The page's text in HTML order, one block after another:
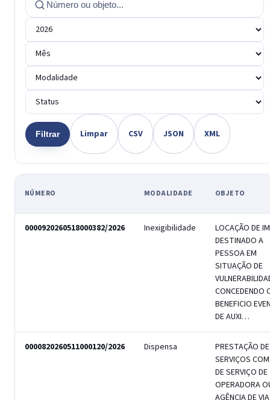
Filtrar Limpar CSV JSON XML
NÚMERO MODALIDADE OBJETO
0000920260518000382/2026 Inexigibilidade
LOCAÇÃO DE
DESTINADO A
PESSOA EM
SITUAÇÃO DE
CONCEDENDO
BENEFICIO
DE AUXI…
0000820260511000120/2026 Dispensa
PRESTAÇÃO DE
SERVIÇOS
DE SERVIÇO DE
OPERADORA